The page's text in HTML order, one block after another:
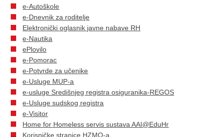
e-Autoškole
e-Dnevnik za roditelje
Elektronički oglasnik javne nabave RH
e-Nautika
ePlovilo
e-Pomorac
e-Potvrde za učenike
e-Usluge MUP-a
e-usluge Središnjeg registra osiguranika-REGOS
e-Usluge sudskog registra
e-Visitor
Home for Homeless servis sustava AAI@EduHr
Korisničke stranice HZMO-a